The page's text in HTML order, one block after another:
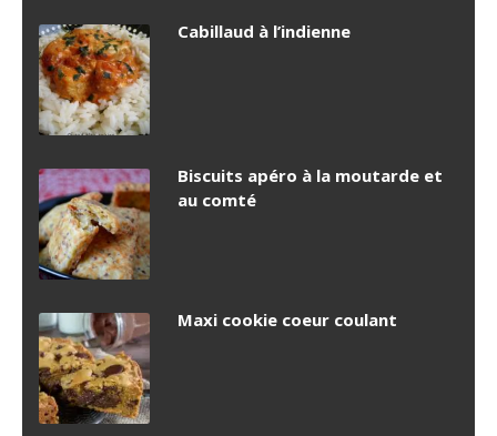
Cabillaud à l’indienne
Biscuits apéro à la moutarde et
au comté
Maxi cookie coeur coulant